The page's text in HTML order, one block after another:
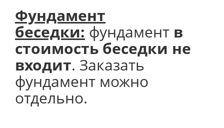
Фундамент
беседки: фундамент в
стоимость беседки не
входит. Заказать
фундамент можно
отдельно.